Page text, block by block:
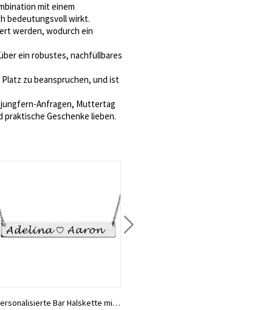
mit einem
bedeutungsvoll wirkt.
werden, wodurch ein
ein robustes, nachfüllbares
zu beanspruchen, und ist
Anfragen, Muttertag
Geschenke lieben.
Personalisierte Bar Halskette mit zwei Namen